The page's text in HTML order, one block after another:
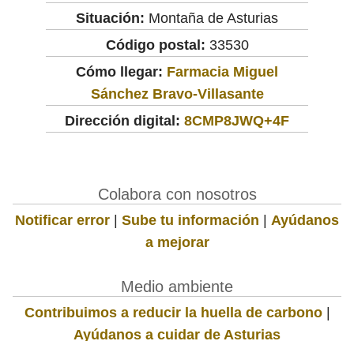
Situación: Montaña de Asturias
Código postal: 33530
Cómo llegar: Farmacia Miguel
Sánchez Bravo-Villasante
Dirección digital: 8CMP8JWQ+4F
Colabora con nosotros
Notificar error | Sube tu información | Ayúdanos
a mejorar
Medio ambiente
Contribuimos a reducir la huella de carbono|
Ayúdanos a cuidar de Asturias